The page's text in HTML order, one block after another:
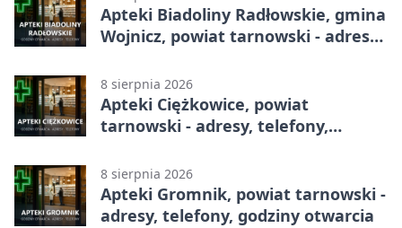
Apteki Biadoliny Radłowskie, gmina
Wojnicz, powiat tarnowski - adresy,
8 sierpnia 2026
Apteki Ciężkowice, powiat
tarnowski - adresy, telefony,
8 sierpnia 2026
Apteki Gromnik, powiat tarnowski -
adresy, telefony, godziny otwarcia